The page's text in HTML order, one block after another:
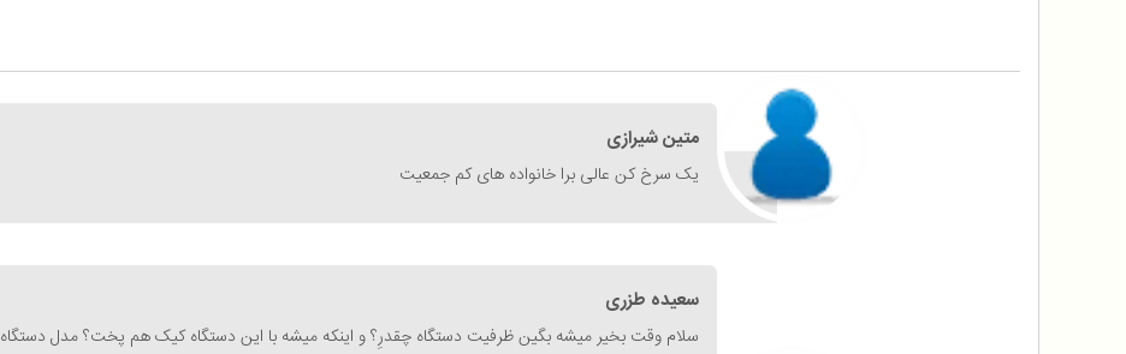
متین شیرازی
یک سرخ کن عالی برا خانواده های کم جمعیت
سعیده طزری
سلام وقت بخیر میشه بگین ظرفیت دستگاه چقدرِ؟ و اینکه میشه با این دستگاه کیک هم پخت؟ مدل دستگاه HD9252